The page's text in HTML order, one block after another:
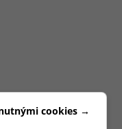
cookies →